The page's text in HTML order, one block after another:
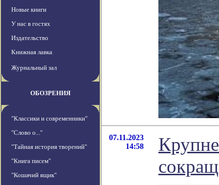
Новые книги
У нас в гостях
Издательство
Книжная лавка
Журнальный зал
ОБОЗРЕНИЯ
"Классики и современники"
"Слово о..."
"Тайная история творений"
"Книга писем"
"Кошачий ящик"
07.11.2023
14:58